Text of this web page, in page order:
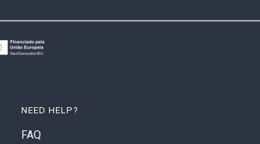
NEED HELP?
FAQ